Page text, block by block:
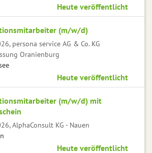
Heute veröffentlicht
(m/w/d)
persona service AG & Co. KG
Oranienburg
Heute veröffentlicht
(m/w/d) mit
AlphaConsult KG - Nauen
Heute veröffentlicht